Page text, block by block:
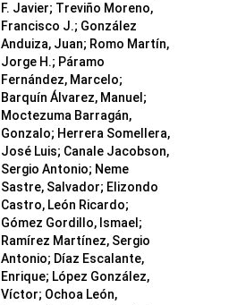
F. Javier; Treviño Moreno,
Francisco J.; González
Anduiza, Juan; Romo Martín,
Jorge H.; Páramo
Fernández, Marcelo;
Barquín Álvarez, Manuel;
Moctezuma Barragán,
Gonzalo; Herrera Somellera,
José Luis; Canale Jacobson,
Sergio Antonio; Neme
Sastre, Salvador; Elizondo
Castro, León Ricardo;
Gómez Gordillo, Ismael;
Ramírez Martínez, Sergio
Antonio; Díaz Escalante,
Enrique; López González,
Víctor; Ochoa León,